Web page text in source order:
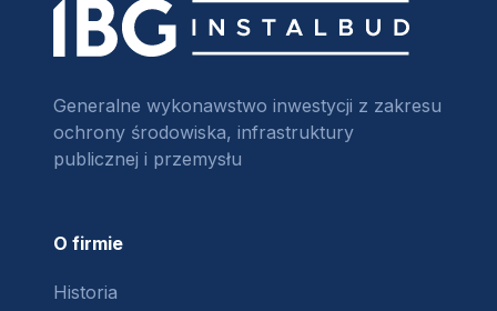
Generalne wykonawstwo inwestycji z zakresu
ochrony środowiska, infrastruktury
publicznej i przemysłu
O firmie
Historia